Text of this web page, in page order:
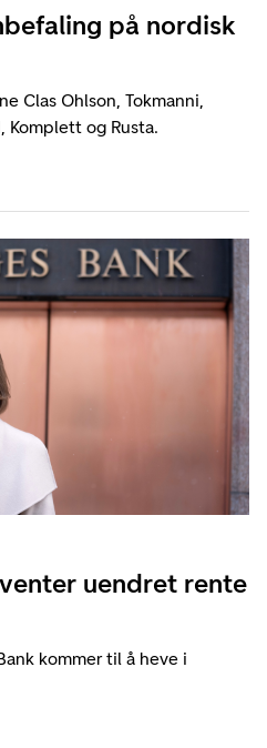
på nordisk
Clas Ohlson, Tokmanni,
Komplett og Rusta.
uendret rente
kommer til å heve i